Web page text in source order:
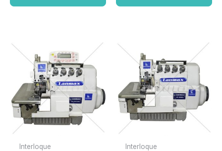
Interloque Interloque